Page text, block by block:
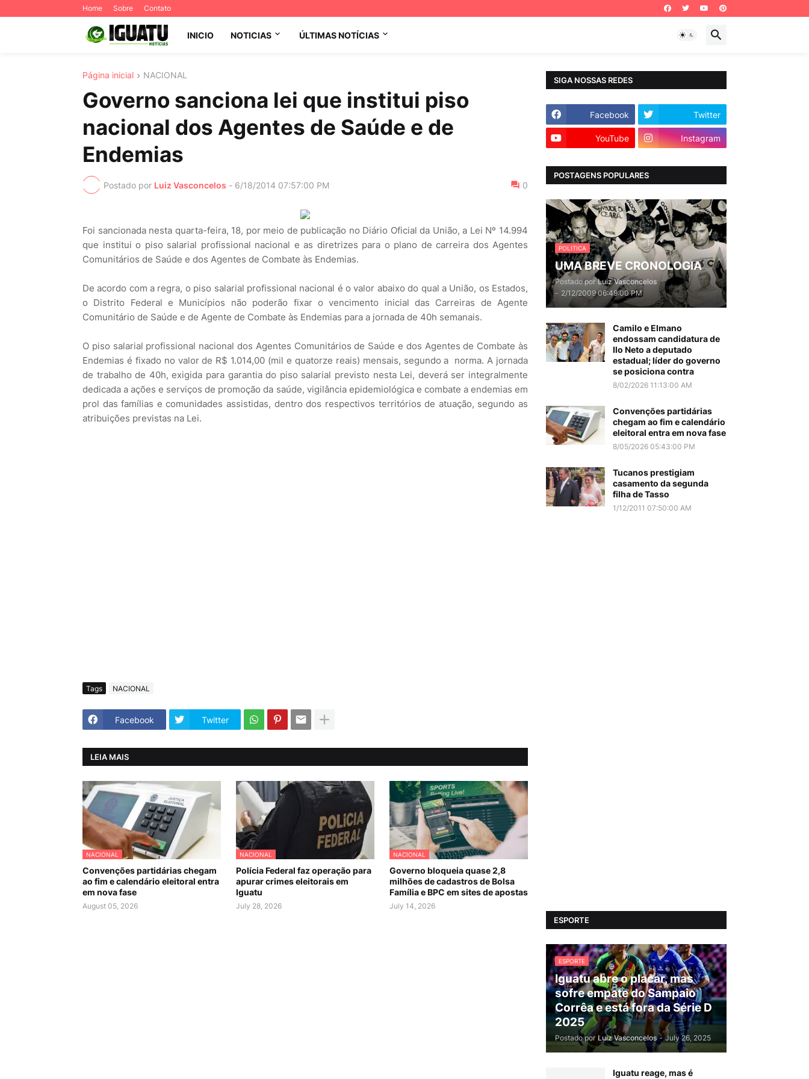
Home Sobre Contato
INICIO NOTICIAS ÚLTIMAS NOTÍCIAS
Página inicial NACIONAL
Governo sanciona lei que institui piso
nacional dos Agentes de Saúde e de
Endemias
Postado por Luiz Vasconcelos - 6/18/2014 07:57:00 PM 0
Foi sancionada nesta quarta-feira, 18, por meio de publicação no Diário Oficial da União, a Lei Nº 14.994
que institui o piso salarial profissional nacional e as diretrizes para o plano de carreira dos Agentes
Comunitários de Saúde e dos Agentes de Combate às Endemias.
De acordo com a regra, o piso salarial profissional nacional é o valor abaixo do qual a União, os Estados,
o Distrito Federal e Municípios não poderão fixar o vencimento inicial das Carreiras de Agente
Comunitário de Saúde e de Agente de Combate às Endemias para a jornada de 40h semanais.
O piso salarial profissional nacional dos Agentes Comunitários de Saúde e dos Agentes de Combate às
Endemias é fixado no valor de R$ 1.014,00 (mil e quatorze reais) mensais, segundo a norma. A jornada
de trabalho de 40h, exigida para garantia do piso salarial previsto nesta Lei, deverá ser integralmente
dedicada a ações e serviços de promoção da saúde, vigilância epidemiológica e combate a endemias em
prol das famílias e comunidades assistidas, dentro dos respectivos territórios de atuação, segundo as
atribuições previstas na Lei.
Tags NACIONAL
Facebook Twitter
LEIA MAIS
NACIONAL
Convenções partidárias chegam
ao fim e calendário eleitoral entra
em nova fase
August 05, 2026
NACIONAL
Polícia Federal faz operação para
apurar crimes eleitorais em
Iguatu
July 28, 2026
NACIONAL
Governo bloqueia quase 2,8
milhões de cadastros de Bolsa
Família e BPC em sites de apostas
July 14, 2026
SIGA NOSSAS REDES
Facebook Twitter
YouTube Instagram
POSTAGENS POPULARES
POLITICA
UMA BREVE CRONOLOGIA
Postado por Luiz Vasconcelos
- 2/12/2009 06:49:00 PM
Camilo e Elmano
endossam candidatura de
Ilo Neto a deputado
estadual; líder do governo
se posiciona contra
8/02/2026 11:13:00 AM
Convenções partidárias
chegam ao fim e calendário
eleitoral entra em nova fase
8/05/2026 05:43:00 PM
Tucanos prestigiam
casamento da segunda
filha de Tasso
1/12/2011 07:50:00 AM
ESPORTE
ESPORTE
Iguatu abre o placar, mas
sofre empate do Sampaio
Corrêa e está fora da Série D
2025
Postado por Luiz Vasconcelos - July 26, 2025
Iguatu reage, mas é